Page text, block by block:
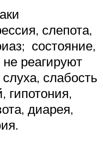
слепота,
состояние,
реагируют
слабость
гипотония,
диарея,